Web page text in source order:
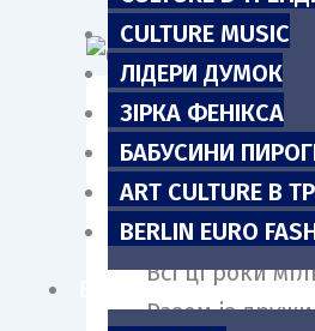
CULTURE MUSIC
ЛІДЕРИ ДУМОК
ЗІРКА ФЕНІКСА
БАБУСИНИ
ART CULTURE В
BERLIN EURO
БЛОГИ
Популярний
Всі ці роки
Разом із